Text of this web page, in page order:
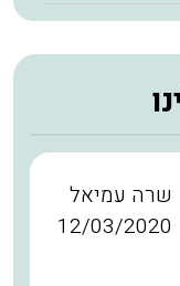
שרה עמיאל
12/03/2020